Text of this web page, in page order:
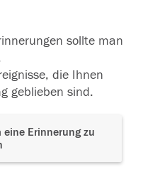
sollte man
die Ihnen
geblieben sind.
Erinnerung zu